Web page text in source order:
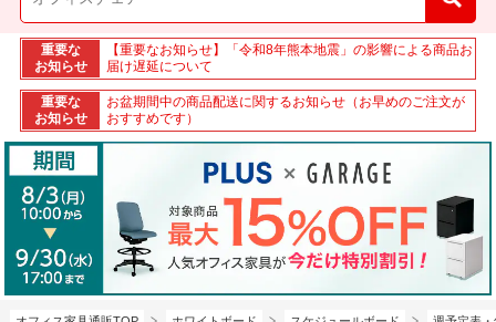
重要な
お知らせ
【重要なお知らせ】「令和8年熊本地震」の影響による商品お
届け遅延について
重要な
お知らせ
お盆期間中の商品配送に関するお知らせ（お早めのご注文が
おすすめです）